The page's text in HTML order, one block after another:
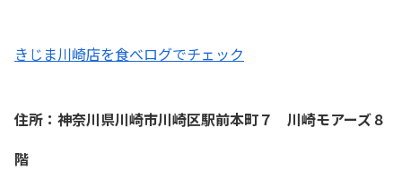
きじま川崎店を食べログでチェック
住所：神奈川県川崎市川崎区駅前本町７ 川崎モアーズ８
階